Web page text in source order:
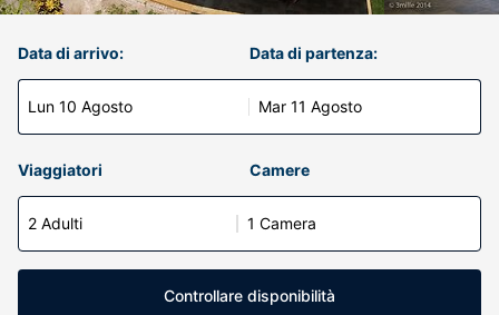
Data di arrivo:
Lun 10 Agosto
Data di partenza:
Mar 11 Agosto
Viaggiatori Camere
2 Adulti 1 Camera
Controllare disponibilità